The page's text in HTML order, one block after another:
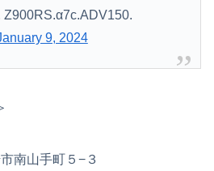
9, 2024
南山手町５−３